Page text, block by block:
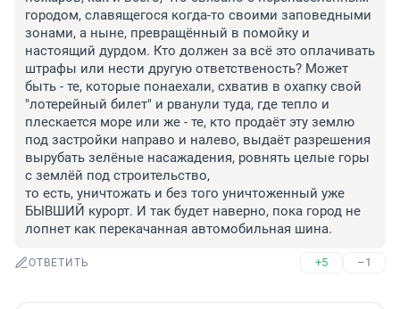
городом, славящегося когда-то своими заповедными
зонами, а ныне, превращённый в помойку и
настоящий дурдом. Кто должен за всё это оплачивать
штрафы или нести другую ответственость? Может
быть - те, которые понаехали, схватив в охапку свой
"лотерейный билет" и рванули туда, где тепло и
плескается море или же - те, кто продаёт эту землю
под застройки направо и налево, выдаёт разрешения
вырубать зелёные насажадения, ровнять целые горы
с землёй под строительство,
то есть, уничтожать и без того уничтоженный уже
БЫВШИЙ курорт. И так будет наверно, пока город не
лопнет как перекачанная автомобильная шина.
ОТВЕТИТЬ +5 –1